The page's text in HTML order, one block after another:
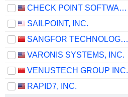
CHECK POINT SOFTWARE TECHNOLOGIES LTD.
SAILPOINT, INC.
SANGFOR TECHNOLOGIES INC.
VARONIS SYSTEMS, INC.
VENUSTECH GROUP INC.
RAPID7, INC.